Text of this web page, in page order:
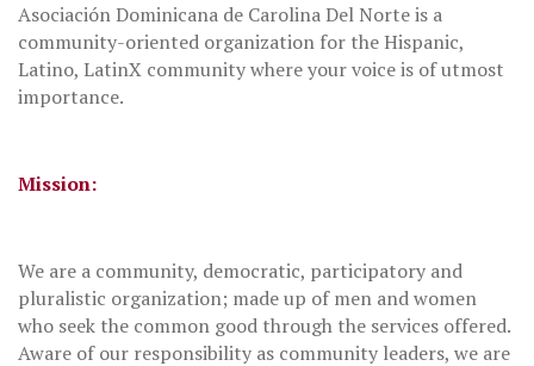
Asociación Dominicana de Carolina Del Norte is a
community-oriented organization for the Hispanic,
Latino, LatinX community where your voice is of utmost
importance.
Mission:
We are a community, democratic, participatory and
pluralistic organization; made up of men and women
who seek the common good through the services offered.
Aware of our responsibility as community leaders, we are